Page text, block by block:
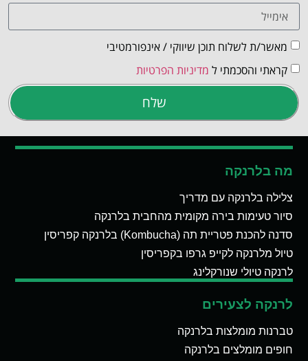
מאשר/ת לשלוח תוכן שיווקי / אינפורמטיבי
קראתי והסכמתי ל מדיניות הפרטיות
שלח
מה בלרנקה
צלילה בלרנקה עם מדריך
סיור טעימות בירה מקומית מהחבית בלרנקה
סדנה להכנת פטריית תה (Kombucha) בלרנקה קפריסין
טיול מלרנקה לקייפ גרפו בקפריסין
לרנקה טיולי שנורקלינג
לרנקה לצעירים
טברנות מומלצות בלרנקה
חופים מומלצים בלרנקה